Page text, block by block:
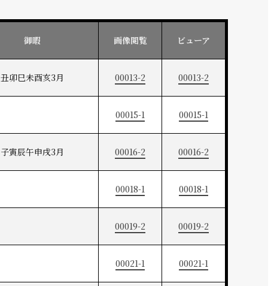
御暇 画像閲覧 ビューア
丑卯巳未酉亥3月 00013-2 00013-2
00015-1 00015-1
子寅辰午申戌3月 00016-2 00016-2
00018-1 00018-1
00019-2 00019-2
00021-1 00021-1